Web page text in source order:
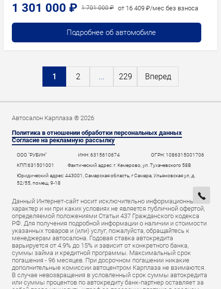
1 301 000 ₽ 1 701 000 ₽ от 16 409 ₽/мес без взноса
Подробнее об автомобиле
1 2 ... 229 Вперед
Автосалон Карплаза ® 2026
Политика в отношении обработки персональных данных
Согласие на рекламную рассылку
ООО "РУБИН" ИНН: 6315610674
ОГРН: 1086315001706
КПП:631501001
Фактический адрес: г. Кемерово, ул. Тухачевского 58В
Юридический адрес: 443001, Самарская область, г Самара, Ульяновская ул, д.
52/55, помещ. 9-18
Данный Интернет-сайт носит исключительно информационный
характер и ни при каких условиях не является публичной офертой,
определяемой положениями Статьи 437 Гражданского кодекса
РФ. Для получения подробной информации о наличии и стоимости
указанных товаров и (или) услуг, пожалуйста, обращайтесь к
менеджерам автосалона. Годовая ставка автокредита
варьируется от 4.9% до 15% и зависит от конкретного банка,
суммы займа и кредитной программы. Максимальный срок
погашения - 96 месяцев. При досрочном погашении никакие
дополнительные комиссии автоцентром Карплаза не взимаются.
В случае невозвращения в условленный срок суммы автокредита
или суммы процентов по автокредиту банк-партнер оставляет за